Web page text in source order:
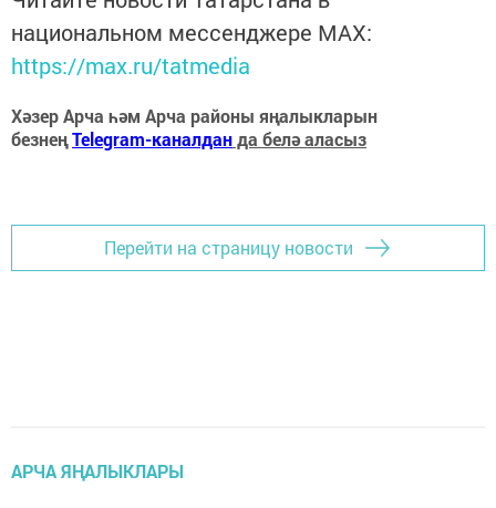
национальном мессенджере MАХ:
https://max.ru/tatmedia
Хәзер Арча һәм Арча районы яңалыкларын
безнеңTelegram-каналданда белә аласыз
Перейти на страницу новости
АРЧА ЯҢАЛЫКЛАРЫ